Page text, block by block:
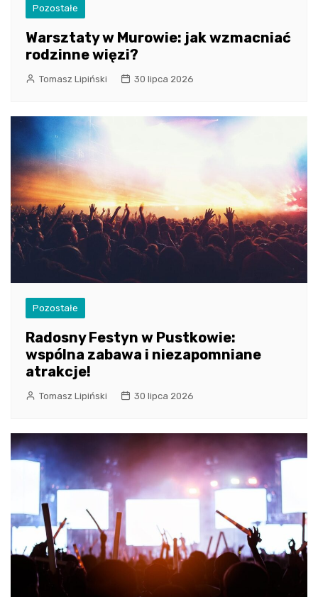
Pozostałe
Warsztaty w Murowie: jak wzmacniać
rodzinne więzi?
Tomasz Lipiński 30 lipca 2026
Pozostałe
Radosny Festyn w Pustkowie:
wspólna zabawa i niezapomniane
atrakcje!
Tomasz Lipiński 30 lipca 2026